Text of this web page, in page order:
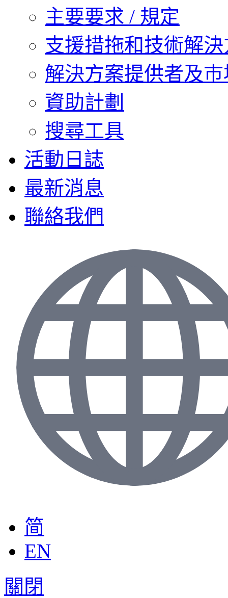
主要要求 / 規定
支援措拖和技術解
解決方案提供者及
資助計劃
搜尋工具
活動日誌
最新消息
聯絡我們
简
EN
關閉